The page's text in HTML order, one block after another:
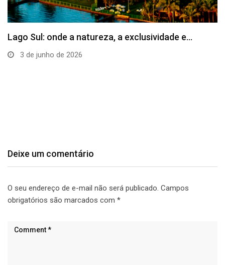
Lago Sul: onde a natureza, a exclusividade e…
3 de junho de 2026
Deixe um comentário
O seu endereço de e-mail não será publicado. Campos
obrigatórios são marcados com *